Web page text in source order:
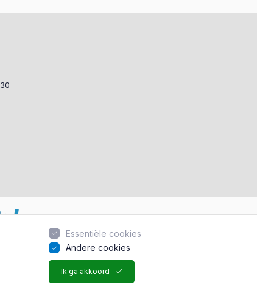
Essentiële cookies
Andere cookies
Ik ga akkoord